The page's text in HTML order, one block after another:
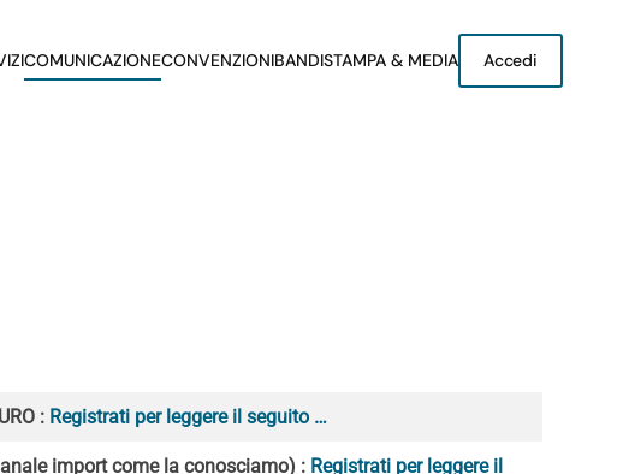
COMUNICAZIONECONVENZIONIBANDISTAMPA & MEDIA Accedi
: Registrati per leggere il seguito …
import come la conosciamo) : Registrati per leggere il